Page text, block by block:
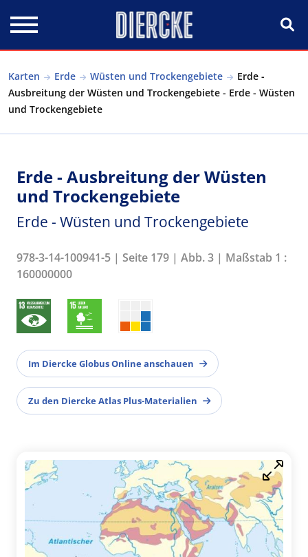
Karten Erde Wüsten und Trockengebiete
Erde -
Ausbreitung der Wüsten und Trockengebiete - Erde - Wüsten
und Trockengebiete
Erde - Ausbreitung der Wüsten
und Trockengebiete
Erde - Wüsten und Trockengebiete
978-3-14-100941-5 | Seite 179 | Abb. 3 | Maßstab 1 :
160000000
Im Diercke Globus Online anschauen
Zu den Diercke Atlas Plus-Materialien